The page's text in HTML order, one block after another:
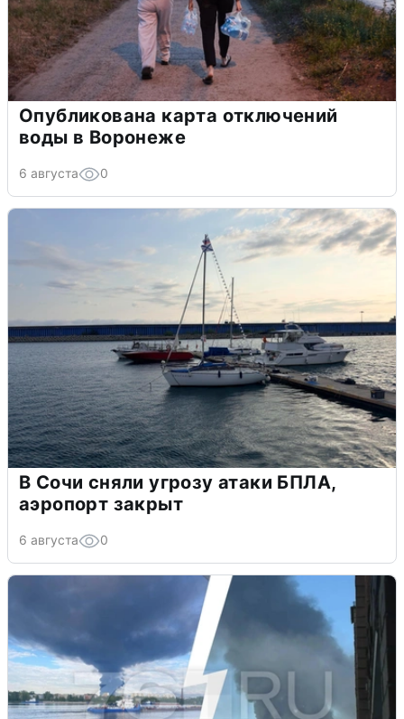
Опубликована карта отключений
воды в Воронеже
6 августа 0
В Сочи сняли угрозу атаки БПЛА,
аэропорт закрыт
6 августа 0